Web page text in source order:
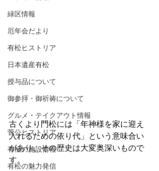
緑区情報
厄年会だより
有松ヒストリア
日本遺産有松
授与品について
御参拝・御祈祷について
グルメ・テイクアウト情報
菅公ヒストリア
有松の施設情報
有松の魅力発信
古くより門松には「年神様を家に迎え
入れるための依り代」という意味合い
があり、その歴史は大変奥深いもので
す。